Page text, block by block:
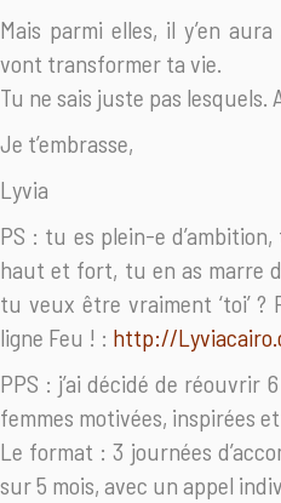
Mais parmi elles, il y’en
vont transformer ta vie.
Tu ne sais juste pas lesquels.
Je t’embrasse,
Lyvia
PS : tu es plein-e
haut et fort, tu en as marre
tu veux être vraiment ‘toi’ ?
ligne Feu ! : http://
PPS : j’ai décidé de réouvrir
femmes motivées, inspirées
Le format : 3 journées
sur 5 mois, avec un appel